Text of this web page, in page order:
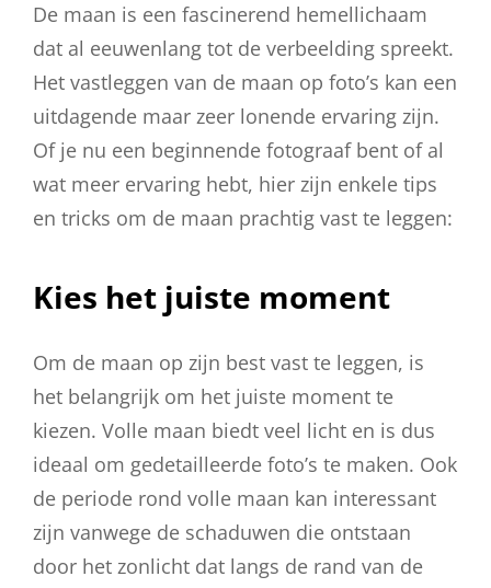
De maan is een fascinerend hemellichaam
dat al eeuwenlang tot de verbeelding spreekt.
Het vastleggen van de maan op foto’s kan een
uitdagende maar zeer lonende ervaring zijn.
Of je nu een beginnende fotograaf bent of al
wat meer ervaring hebt, hier zijn enkele tips
en tricks om de maan prachtig vast te leggen:
Kies het juiste moment
Om de maan op zijn best vast te leggen, is
het belangrijk om het juiste moment te
kiezen. Volle maan biedt veel licht en is dus
ideaal om gedetailleerde foto’s te maken. Ook
de periode rond volle maan kan interessant
zijn vanwege de schaduwen die ontstaan
door het zonlicht dat langs de rand van de